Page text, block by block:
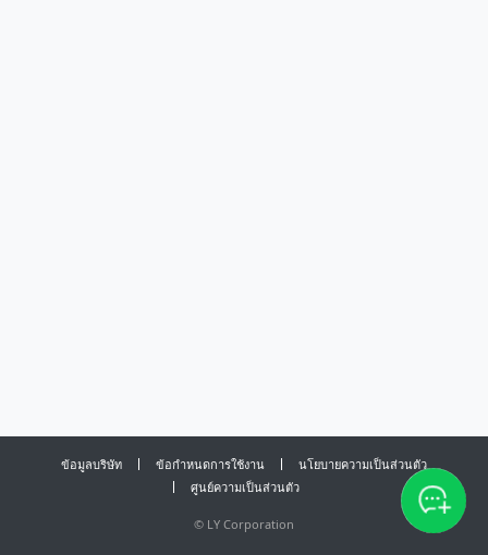
ข้อมูลบริษัท ข้อกำหนดการใช้งาน
นโยบายความเป็นส่วนตัว
ศูนย์ความเป็นส่วนตัว
© LY Corporation